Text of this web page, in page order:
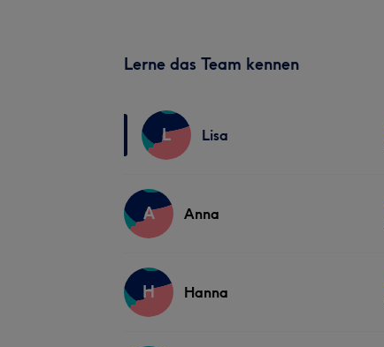
Lerne das Team kennen
L Lisa
A Anna
H Hanna